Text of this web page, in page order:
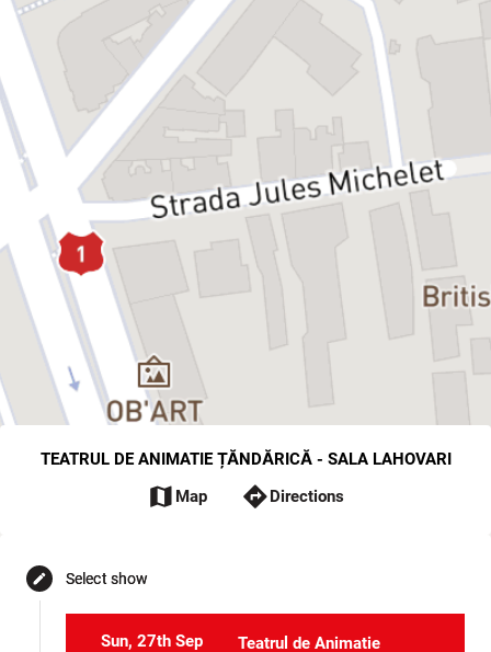
TEATRUL DE ANIMATIE ȚĂNDĂRICĂ - SALA LAHOVARI
map Map directionsDirections
edit Select show
Sun, 27th Sep
Teatrul de Animatie